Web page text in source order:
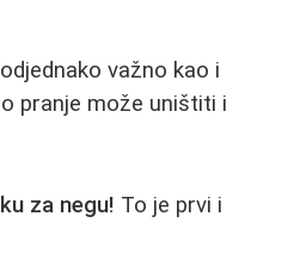
važno kao i
pranje može uništiti i
za negu! To je prvi i